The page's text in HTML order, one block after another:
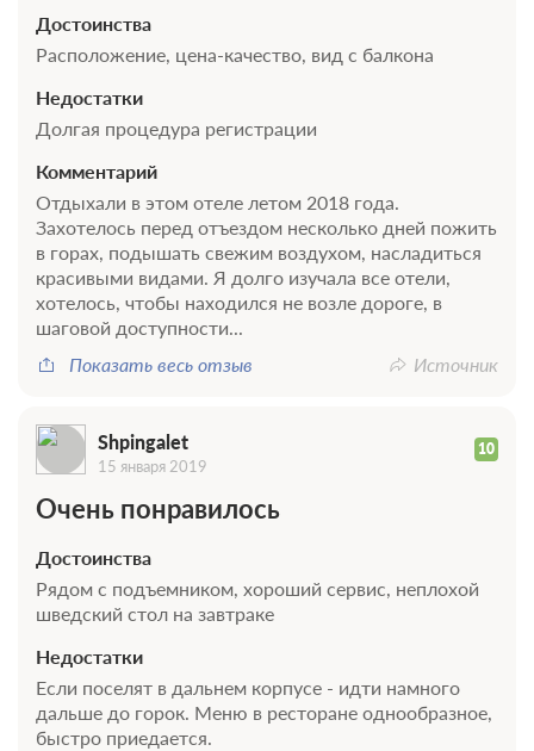
1 гость
Моментальное подтверждение
OTA +10%, Summer 2026, Без питания
Бесплатная отмена до 20 августа 2026 09:59; При отмене
оплата не возвращается с 20 августа 2026 10:00
сейчас и 90% до 17.08.2026, 14:00
17 930 Забронировать
Достоинства
Расположение, цена-качество, вид с балкона
Недостатки
Долгая процедура регистрации
Комментарий
Отдыхали в этом отеле летом 2018 года.
Захотелось перед отъездом несколько дней пожить
в горах, подышать свежим воздухом, насладиться
красивыми видами. Я долго изучала все отели,
хотелось, чтобы находился не возле дороге, в
шаговой доступности...
Показать весь отзыв
Источник
Shpingalet 10
15 января 2019
Очень понравилось
Достоинства
Рядом с подъемником, хороший сервис, неплохой
шведский стол на завтраке
Недостатки
Если поселят в дальнем корпусе - идти намного
дальше до горок. Меню в ресторане однообразное,
быстро приедается.